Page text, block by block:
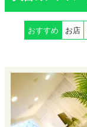
おすすめ お店